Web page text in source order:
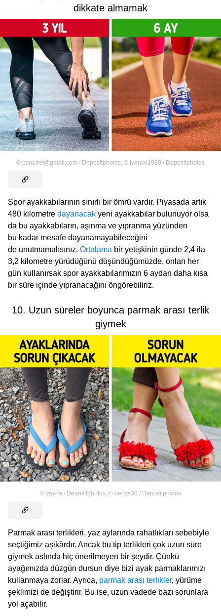
dikkate almamak
© psnoiret@gmail.com / Depositphotos, © Ivanko1980 / Depositphotos
Spor ayakkabılarının sınırlı bir ömrü vardır. Piyasada artık
480 kilometre dayanacak yeni ayakkabılar bulunuyor olsa
da bu ayakkabıların, aşınma ve yıpranma yüzünden
bu kadar mesafe dayanamayabileceğini
de unutmamalısınız. Ortalama bir yetişkinin günde 2,4 ila
3,2 kilometre yürüdüğünü düşündüğümüzde, onları her
gün kullanırsak spor ayakkabılarımızın 6 aydan daha kısa
bir süre içinde yıpranacağını öngörebiliriz.
10. Uzun süreler boyunca parmak arası terlik
giymek
© yayha / Depositphotos © bertys30 / Depositphotos
Parmak arası terlikleri, yaz aylarında rahatlıkları sebebiyle
seçtiğimiz aşikârdır. Ancak bu tip terlikleri çok uzun süre
giymek aslında hiç önerilmeyen bir şeydir. Çünkü
ayağımızda düzgün dursun diye bizi ayak parmaklarımızı
kullanmaya zorlar. Ayrıca, parmak arası terlikler, yürüme
şeklimizi de değiştirir. Bu ise, uzun vadede bazı sorunlara
yol açabilir.